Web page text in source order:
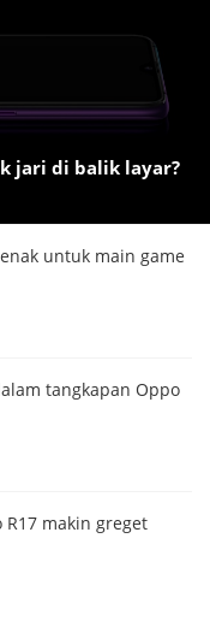
jari di balik layar?
untuk main game
tangkapan Oppo
R17 makin greget